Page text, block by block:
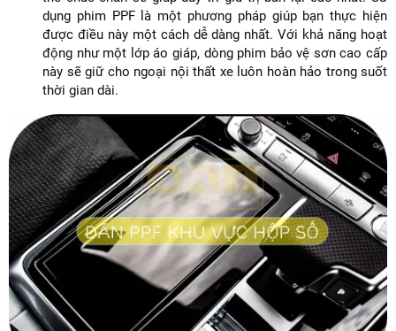
dụng phim PPF là một phương pháp giúp bạn thực hiện
được điều này một cách dễ dàng nhất. Với khả năng hoạt
động như một lớp áo giáp, dòng phim bảo vệ sơn cao cấp
này sẽ giữ cho ngoại nội thất xe luôn hoàn hảo trong suốt
thời gian dài.